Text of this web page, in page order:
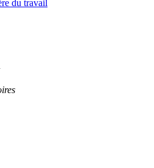
du travail